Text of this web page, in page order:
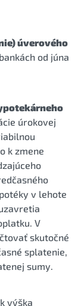
úverového
od júna
úrokovej
k zmene
v lehote
V
skutočné
splatenie,
sumy.
výška